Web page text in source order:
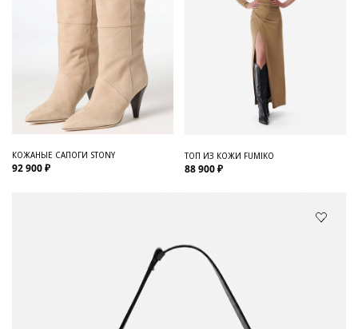
КОЖАНЫЕ САПОГИ STONY
92 900 ₽
ТОП ИЗ КОЖИ FUMIKO
88 900 ₽